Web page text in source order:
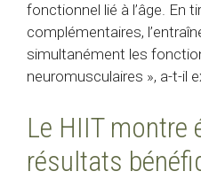
fonctionnel lié à l’âge. En
complémentaires,
simultanément les
neuromusculaires », a-t-il
Le HIIT montre
résultats